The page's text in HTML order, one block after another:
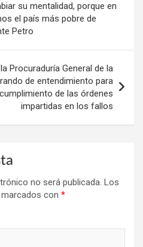
su mentalidad, porque en
el país más pobre de
Petro
Procuraduría General de la
de entendimiento para
de las órdenes
impartidas en los fallos
no será publicada. Los
con *